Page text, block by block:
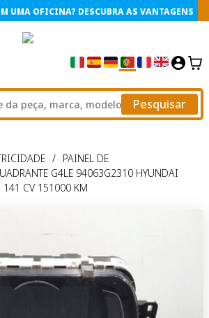
UMA OFICINA? DESCUBRA AS VANTAGENS
Pesquisar
/ PAINEL DE
G4LE 94063G2310 HYUNDAI
CV 151000 KM